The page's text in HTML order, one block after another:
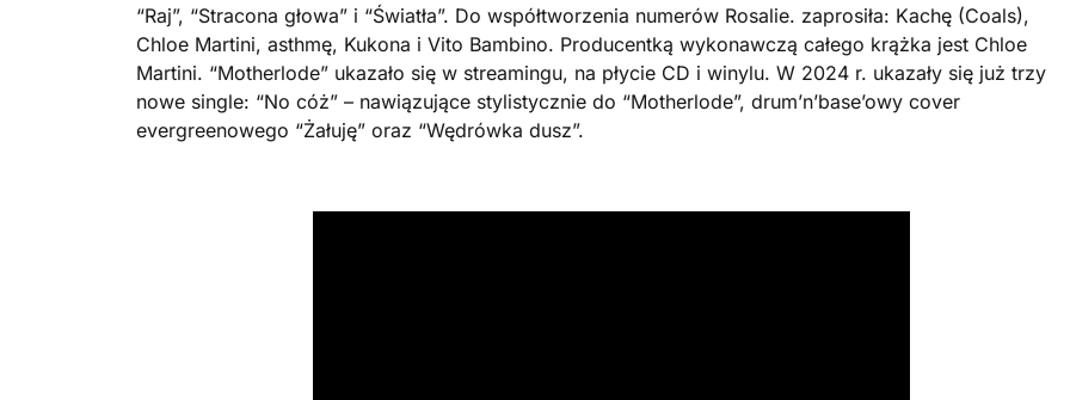
“Raj”, “Stracona głowa” i “Światła”. Do współtworzenia numerów Rosalie. zaprosiła: Kachę (Coals),
Chloe Martini, asthmę, Kukona i Vito Bambino. Producentką wykonawczą całego krążka jest Chloe
Martini. “Motherlode” ukazało się w streamingu, na płycie CD i winylu. W 2024 r. ukazały się już trzy
nowe single: “No cóż” – nawiązujące stylistycznie do “Motherlode”, drum’n’base’owy cover
evergreenowego “Żałuję” oraz “Wędrówka dusz”.